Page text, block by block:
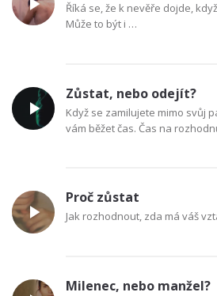
Říká se, že k nevěře dojde,
Může to být i …
Zůstat, nebo odejít?
Když se zamilujete mimo svůj
vám běžet čas. Čas na
Proč zůstat
Jak rozhodnout, zda má váš
Milenec, nebo manžel?